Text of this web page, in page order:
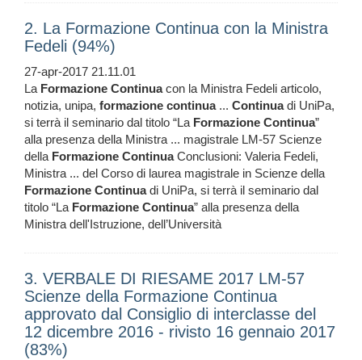
2. La Formazione Continua con la Ministra
Fedeli (94%)
27-apr-2017 21.11.01
La Formazione Continuacon la Ministra Fedeli articolo,
notizia, unipa, formazione continua... Continuadi UniPa,
si terrà il seminario dal titolo “La Formazione Continua”
alla presenza della Ministra ... magistrale LM-57 Scienze
della Formazione ContinuaConclusioni: Valeria Fedeli,
Ministra ... del Corso di laurea magistrale in Scienze della
Formazione Continuadi UniPa, si terrà il seminario dal
titolo “La Formazione Continua” alla presenza della
Ministra dell'Istruzione, dell’Università
3. VERBALE DI RIESAME 2017 LM-57
Scienze della Formazione Continua
approvato dal Consiglio di interclasse del
12 dicembre 2016 - rivisto 16 gennaio 2017
(83%)